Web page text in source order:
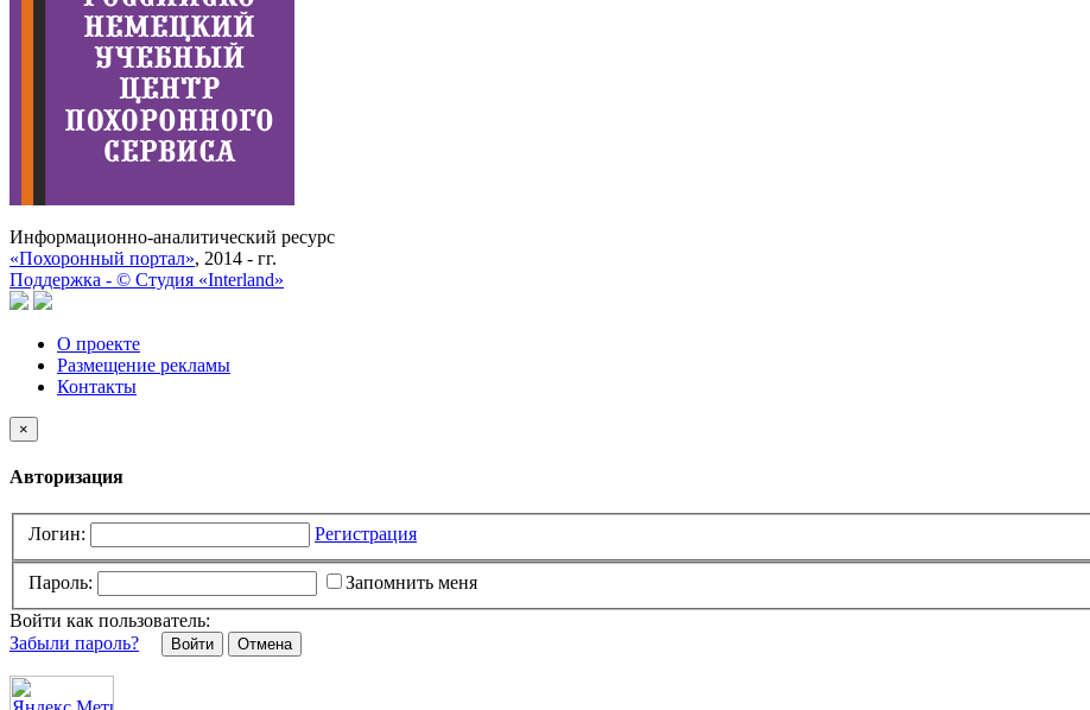
Информационно-аналитический ресурс
«Похоронный портал», 2014 - гг.
Поддержка - © Cтудия «Interland»
О проекте
Размещение рекламы
Контакты
×
Авторизация
Логин: Регистрация
Пароль:
Запомнить меня
Войти как пользователь:
Забыли пароль?
Отмена